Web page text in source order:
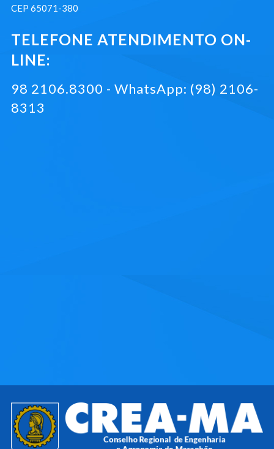
CEP 65071-380
TELEFONE ATENDIMENTO ON-
LINE:
98 2106.8300 - WhatsApp: (98) 2106-
8313